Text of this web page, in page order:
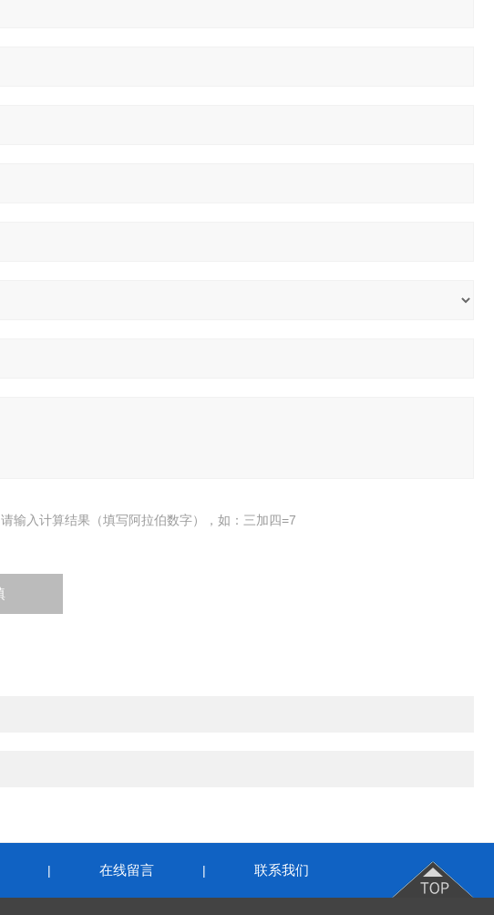
请输入计算结果（填写阿拉伯数字），如：三加四=7
| 在线留言 | 联系我们